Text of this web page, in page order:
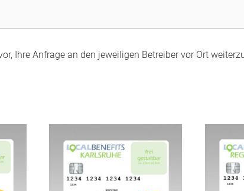
Ihre Anfrage an den jeweiligen Betreiber vor Ort